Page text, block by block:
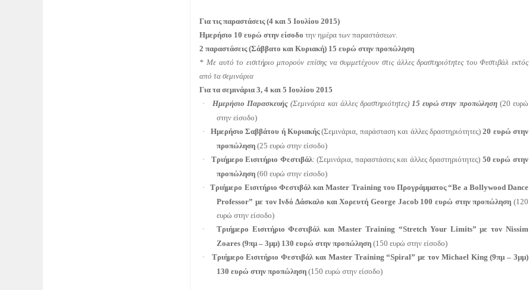
Για τις παραστάσεις (4 και 5 Ιουλίου 2015)
Ημερήσιο 10 ευρώ στην είσοδο την ημέρα των παραστάσεων.
2 παραστάσεις (Σάββατο και Κυριακή) 15 ευρώ στην προπώληση
* Με αυτό το εισιτήριο μπορούν επίσης να συμμετέχουν στις άλλες δραστηριότητες του Φεστιβάλ εκτός
από τα σεμινάρια
Για τα σεμινάρια 3, 4 και 5 Ιουλίου 2015
· Ημερήσιο Παρασκευής (Σεμινάρια και άλλες δραστηριότητες)15 ευρώ στην προπώληση(20 ευρώ
στην είσοδο)
· Ημερήσιο Σαββάτου ή Κυριακής(Σεμινάρια, παράσταση και άλλες δραστηριότητες)20 ευρώ στην
προπώληση (25 ευρώ στην είσοδο)
· Τριήμερο Εισιτήριο Φεστιβάλ: (Σεμινάρια, παραστάσεις και άλλες δραστηριότητες) 50 ευρώ στην
προπώληση (60 ευρώ στην είσοδο)
·
Τριήμερο Εισιτήριο Φεστιβάλ και Master Training του Προγράμματος “Be a Bollywood Dance
Professor” με τον Ινδό Δάσκαλο και Χορευτή George Jacob 100 ευρώ στην προπώληση (120
ευρώ στην είσοδο)
· Τριήμερο Εισιτήριο Φεστιβάλ καιMaster Training “Stretch Your Limits” με τονNissim
Zoares (9πμ – 3μμ) 130 ευρώ στην προπώληση(150 ευρώ στην είσοδο)
· Τριήμερο Εισιτήριο Φεστιβάλ και Master Training “Spiral” με τον Michael King (9πμ – 3μμ)
130 ευρώ στην προπώληση(150 ευρώ στην είσοδο)